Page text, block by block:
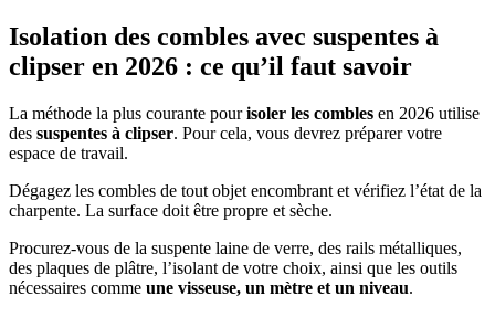
Isolation des combles avec suspentes à
clipser en 2026 : ce qu’il faut savoir
La méthode la plus courante pourisoler les combles en 2026 utilise
des suspentes à clipser. Pour cela, vous devrez préparer votre
espace de travail.
Dégagez les combles de tout objet encombrant et vérifiez l’état de la
charpente. La surface doit être propre et sèche.
Procurez-vous de la suspente laine de verre, des rails métalliques,
des plaques de plâtre, l’isolant de votre choix, ainsi que les outils
nécessaires comme une visseuse, un mètre et un niveau.